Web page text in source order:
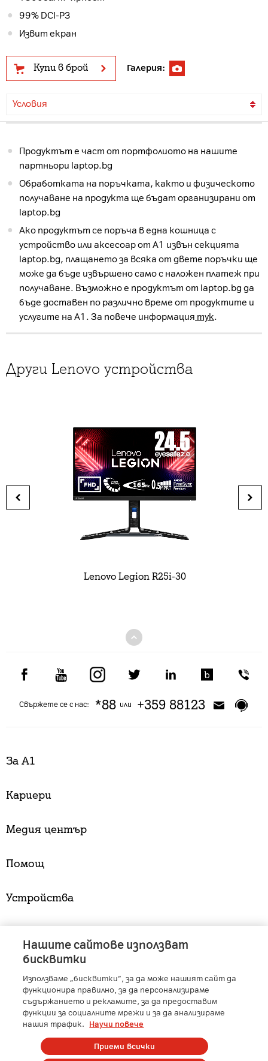
99% DCI-P3
Извит екран
Купи в брой Галерия:
Условия
Продуктът е част от портфолиото на нашите
партньори laptop.bg
Обработката на поръчката, както и физическото
получаване на продукта ще бъдат организирани от
laptop.bg
Ако продуктът се поръча в една кошница с
устройство или аксесоар от А1 извън секцията
laptop.bg, плащането за всяка от двете поръчки ще
може да бъде извършено само с наложен платеж при
получаване. Възможно е продуктът от laptop.bg да
бъде доставен по различно време от продуктите и
услугите на А1. За повече информация тук.
Други Lenovo устройства
Lenovo Legion R25i-30
Свържете се с нас: *88или +359 88123
За А1
Кариери
Медия център
Помощ
Устройства
A1 Austria - A1 Croatia - A1 Serbia - A1 Belarus
A1 Bulgaria
- A1 Macedonia - A1 Slovenia
A1 Digital
- Member of A1 Group
Copyright © 2025 А1 България. | Protected by reCAPTCHA
Нашите сайтове използват
бисквитки
Използваме „бисквитки“, за да може нашият сайт да
функционира правилно, за да персонализираме
съдържанието и рекламите, за да предоставим
функции за социалните мрежи и за да анализираме
нашия трафик.
Научи повече
Приеми всички